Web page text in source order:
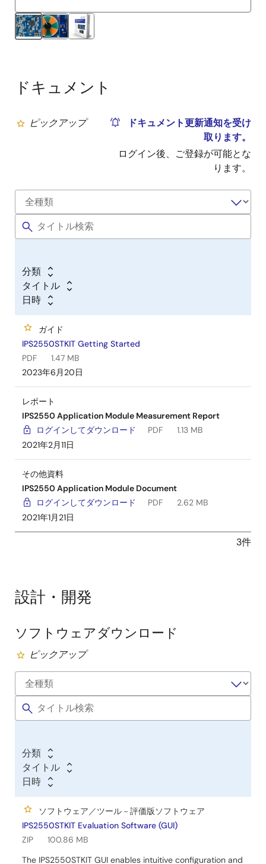
ドキュメント
ピックアップ
ドキュメント更新通知を受け
取ります。
ログイン後、ご登録が可能とな
ります。
分類
タイトル
日時
ガイド
IPS2550STKIT Getting Started
PDF
1.47 MB
2023年6月20日
レポート
IPS2550 Application Module Measurement Report
ログインしてダウンロード
PDF
1.13 MB
2021年2月11日
その他資料
IPS2550 Application Module Document
ログインしてダウンロード
PDF
2.62 MB
2021年1月21日
3件
設計・開発
フ
ト
ウ
ェ
ア
ツ
ー
ル
ソフトウェアダウンロード
ピックアップ
分類
タイトル
日時
ソフトウェア／ツール－評価版ソフトウェア
IPS2550STKIT Evaluation Software (GUI)
ZIP
100.86 MB
The IPS2550STKIT GUI enables intuitive configuration and